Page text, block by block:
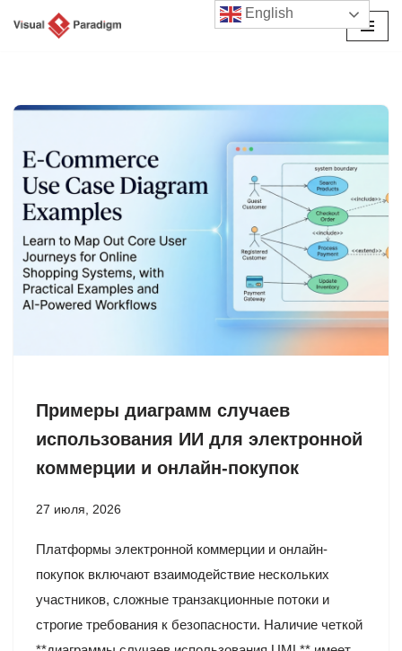
Примеры диаграмм случаев
использования ИИ для электронной
коммерции и онлайн-покупок
27 июля, 2026
Платформы электронной коммерции и онлайн-
покупок включают взаимодействие нескольких
участников, сложные транзакционные потоки и
строгие требования к безопасности. Наличие четкой
English